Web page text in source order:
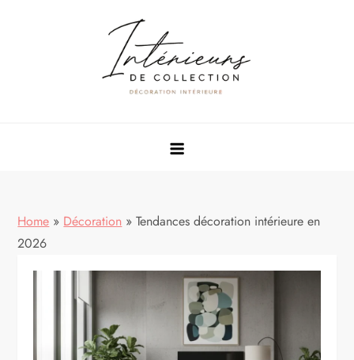
Home » Décoration » Tendances décoration intérieure en
2026